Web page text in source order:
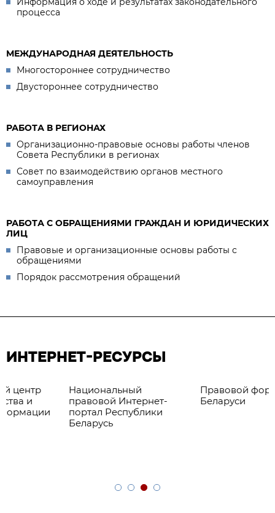
процесса
МЕЖДУНАРОДНАЯ ДЕЯТЕЛЬНОСТЬ
Многостороннее сотрудничество
Двустороннее сотрудничество
РАБОТА В РЕГИОНАХ
Организационно-правовые основы работы членов
Совета Республики в регионах
Совет по взаимодействию органов местного
самоуправления
РАБОТА С ОБРАЩЕНИЯМИ ГРАЖДАН И ЮРИДИЧЕСКИХ
ЛИЦ
Правовые и организационные основы работы с
обращениями
Порядок рассмотрения обращений
ИНТЕРНЕТ-РЕСУРСЫ
Национальный
правовой Интернет-
портал Республики
Правовой форум
Беларуси